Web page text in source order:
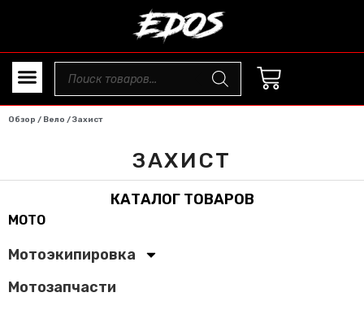
Обзор / Вело / Захист
ЗАХИСТ
КАТАЛОГ ТОВАРОВ
МОТО
Мотоэкипировка
Мотозапчасти